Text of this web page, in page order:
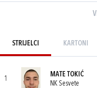
STRIJELCI KARTONI
1
MATE TOKIĆ
NK Sesvete